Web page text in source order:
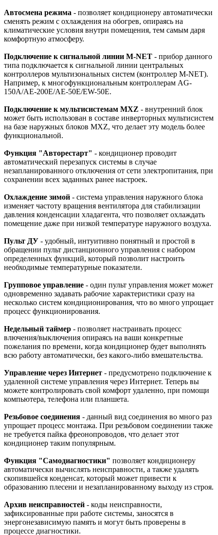
Автосмена режима - позволяет кондиционеру автоматически
сменять режим с охлаждения на обогрев, опираясь на
климатические условия внутри помещения, тем самым даря
комфортную атмосферу.
Подключение к сигнальной линии M-NET - прибор данного
типа подключается к сигнальной линии центральных
контроллеров мультизональных систем (контроллер M-NET).
Например, к многофункциональным контроллерам AG-
150A/AE-200E/AE-50E/EW-50E.
Подключение к мультисистемам MXZ - внутренний блок
может быть использован в составе инверторных мультисистем
на базе наружных блоков MXZ, что делает эту модель более
функциональной.
Функция "Авторестарт" - кондиционер проводит
автоматический перезапуск системы в случае
незапланированного отключения от сети электропитания, при
сохранении всех заданных ранее настроек.
Охлаждение зимой - система управления наружного блока
изменяет частоту вращения вентилятора для стабилизации
давления конденсации хладагента, что позволяет охлаждать
помещение даже при низкой температуре наружного воздуха.
Пульт ДУ - удобный, интуитивно понятный и простой в
обращении пульт дистанционного управления с набором
определенных функций, который позволит настроить
необходимые температурные показатели.
Групповое управление - один пульт управления может может
одновременно задавать рабочие характеристики сразу на
несколько систем кондиционирования, что во много упрощает
процесс функционирования.
Недельный таймер - позволяет настраивать процесс
влючения/выключения опираясь на ваши конкретные
пожелания по времени, когда кондиционер будет выполнять
всю работу автоматически, без какого-либо вмешательства.
Управление через Интернет - предусмотрено подключение к
удаленной системе управления через Интернет. Теперь вы
можете контролировать свой комфорт удаленно, при помощи
компьютера, телефона или планшета.
Резьбовое соединения - данный вид соединения во много раз
упрощает процесс монтажа. При резьбовом соединении также
не требуется пайка фреонопроводов, что делает этот
кондиционер таким популярным.
Функция "Самодиагностики" позволяет кондиционеру
автоматически вычислять неисправности, а также удалять
скопившейся конденсат, который может привести к
образованию плесени и незапланированному выходу из строя.
Архив неисправностей - коды неисправности,
зафиксированные при работе системы, заносятся в
энергонезависимую память и могут быть проверены в
процессе диагностики.